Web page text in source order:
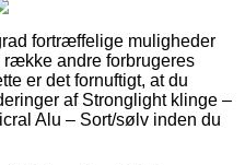
fortræffelige muligheder
andre forbrugeres
er det fornuftigt, at du
af Stronglight klinge –
Alu – Sort/sølv inden du